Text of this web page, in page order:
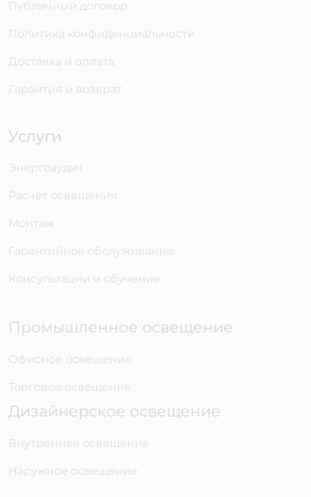
Публичный договор
Политика конфиденциальности
Доставка и оплата
Гарантия и возврат
Услуги
Энергоаудит
Расчет освещения
Монтаж
Гарантийное обслуживание
Консультации и обучение
Промышленное освещение
Офисное освещение
Торговое освещение
Дизайнерское освещение
Внутреннее освещение
Наружное освещение